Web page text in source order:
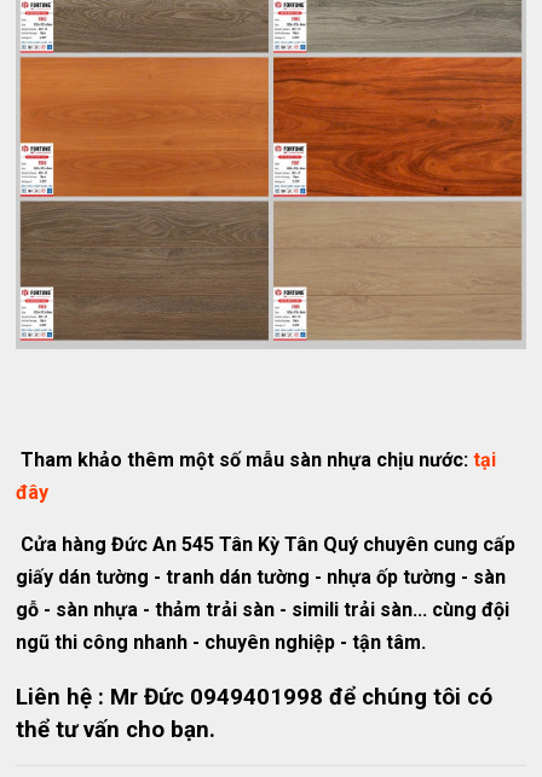
Tham khảo thêm một số mẫu sàn nhựa chịu nước:tại
đây
Cửa hàng Đức An 545 Tân Kỳ Tân Quý chuyên cung cấp
giấy dán tường - tranh dán tường - nhựa ốp tường - sàn
gỗ - sàn nhựa - thảm trải sàn - simili trải sàn... cùng đội
ngũ thi công nhanh - chuyên nghiệp - tận tâm.
Liên hệ : Mr Đức 0949401998 để chúng tôi có
thể tư vấn cho bạn.